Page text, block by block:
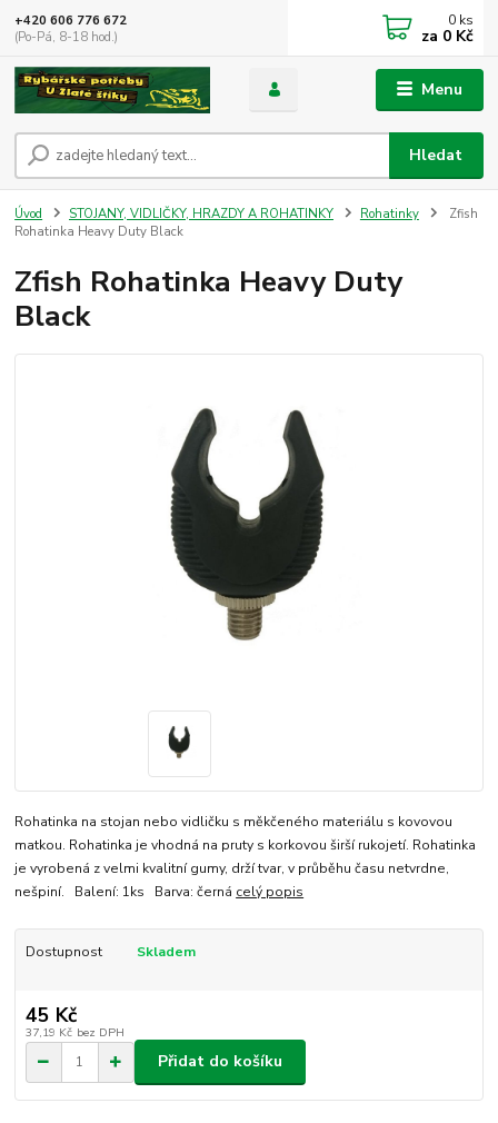
Menu
Hledat
+420 606 776 672
(Po-Pá, 8-18 hod.)
0 ks
za 0 Kč
Úvod STOJANY, VIDLIČKY, HRAZDY A ROHATINKY Rohatinky
Zfish
Rohatinka Heavy Duty Black
Zfish Rohatinka Heavy Duty
Black
Rohatinka na stojan nebo vidličku s měkčeného materiálu s kovovou
matkou. Rohatinka je vhodná na pruty s korkovou širší rukojetí. Rohatinka
je vyrobená z velmi kvalitní gumy, drží tvar, v průběhu času netvrdne,
nešpiní. Balení: 1ks Barva: černá celý popis
Dostupnost Skladem
45 Kč
37,19 Kč bez DPH
Přidat do košíku